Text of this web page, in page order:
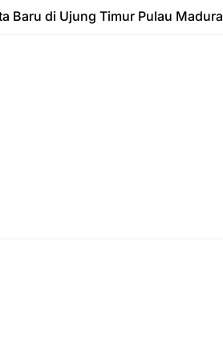
Baru di Ujung Timur Pulau Madura